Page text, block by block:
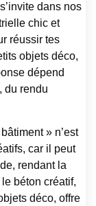
dans nos
chic et
réussir tes
objets déco,
dépend
du rendu
» n’est
car il peut
rendant la
béton créatif,
déco, offre